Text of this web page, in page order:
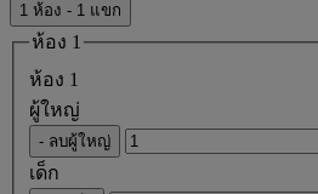
1 ห้อง - 1 แขก
ห้อง 1
ห้อง 1
ผู้ใหญ่
- ลบผู้ใหญ่
เด็ก